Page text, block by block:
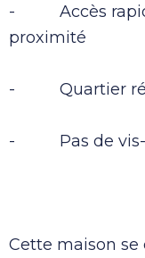
- Accès
proximité
- Quartier
- Pas de vis-
Cette maison se